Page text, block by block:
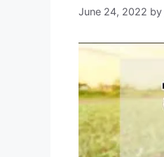
June 24, 2022 by